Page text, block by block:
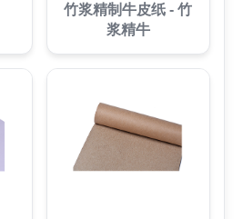
竹浆精制牛皮纸 - 竹
浆精牛